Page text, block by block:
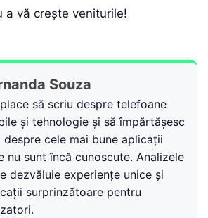
a vă crește veniturile!
Souza
să scriu despre telefoane
și tehnologie și să împărtășesc
despre cele mai bune aplicații
nu sunt încă cunoscute. Analizele
dezvăluie experiențe unice și
surprinzătoare pentru